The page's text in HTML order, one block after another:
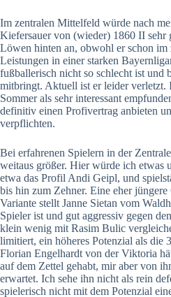
Im zentralen Mittelfeld würde nach
Kiefersauer von (wieder) 1860 II sehr
Löwen hinten an, obwohl er schon im
Leistungen in einer starken
fußballerisch nicht so schlecht ist und
mitbringt. Aktuell ist er leider verletzt.
Sommer als sehr interessant
definitiv einen Profivertrag anbieten
verpflichten.
Bei erfahrenen Spielern in der
weitaus größer. Hier würde ich etwas
etwa das Profil Andi Geipl, und
bis hin zum Zehner. Eine eher
Variante stellt Janne Sietan vom
Spieler ist und gut aggressiv gegen
klein wenig mit Rasim Bulic
limitiert, ein höheres Potenzial als die
Florian Engelhardt von der Viktoria
auf dem Zettel gehabt, mir aber von
erwartet. Ich sehe ihn nicht als rein
spielerisch nicht mit dem Potenzial